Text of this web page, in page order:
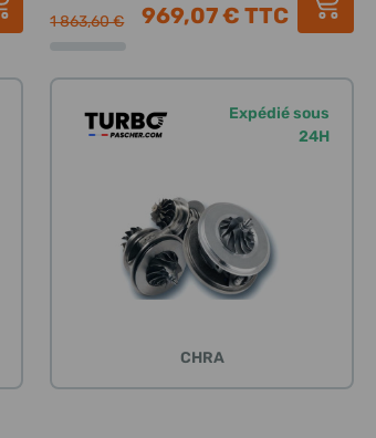
1 863,60 € 969,07 € TTC
Expédié sous
24H
CHRA